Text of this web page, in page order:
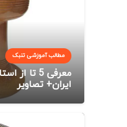
مطالب آموزشی تنبک
معرفی 5 تا
ایران+ تصاویر